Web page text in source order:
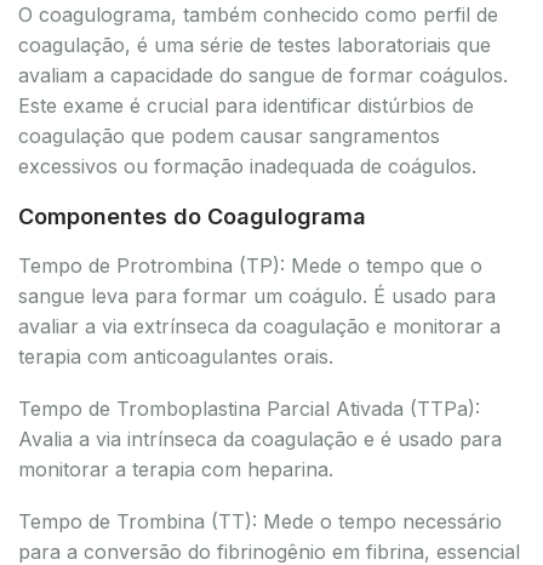
O coagulograma, também conhecido como perfil de
coagulação, é uma série de testes laboratoriais que
avaliam a capacidade do sangue de formar coágulos.
Este exame é crucial para identificar distúrbios de
coagulação que podem causar sangramentos
excessivos ou formação inadequada de coágulos.
Componentes do Coagulograma
Tempo de Protrombina (TP): Mede o tempo que o
sangue leva para formar um coágulo. É usado para
avaliar a via extrínseca da coagulação e monitorar a
terapia com anticoagulantes orais.
Tempo de Tromboplastina Parcial Ativada (TTPa):
Avalia a via intrínseca da coagulação e é usado para
monitorar a terapia com heparina.
Tempo de Trombina (TT): Mede o tempo necessário
para a conversão do fibrinogênio em fibrina, essencial